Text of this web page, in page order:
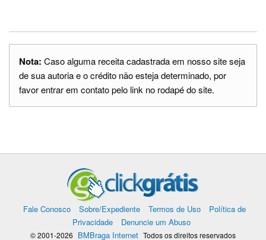
Nota: Caso alguma receita cadastrada em nosso site seja
de sua autoria e o crédito não esteja determinado, por
favor entrar em contato pelo link no rodapé do site.
Fale Conosco Sobre/Expediente Termos de Uso
Política de
Privacidade
Denuncie um Abuso
© 2001-2026 BMBraga Internet Todos os direitos reservados